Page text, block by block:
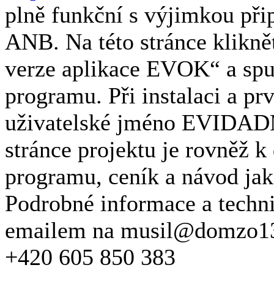
plně funkční s výjimkou
ANB. Na této stránce
verze aplikace EVOK“ a
programu. Při instalaci a
uživatelské jméno
stránce projektu je rovněž
programu, ceník a návod
Podrobné informace a
emailem na
+420 605 850 383